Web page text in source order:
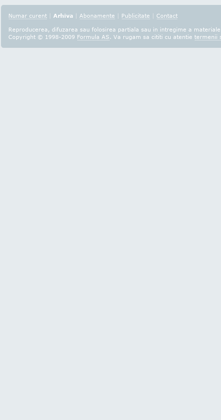
Numar curent | Arhiva | Abonamente | Publicitate | Contact
Reproducerea, difuzarea sau folosirea partiala sau in intregime a
Copyright © 1998-2009 Formula AS. Va rugam sa cititi cu atentie termenii